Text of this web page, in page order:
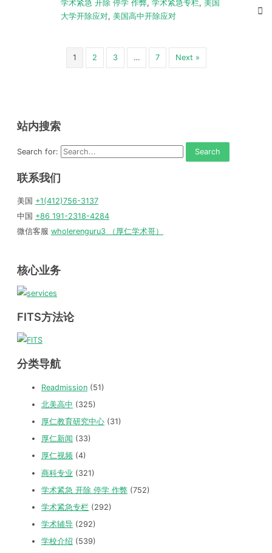
学术紧急 开除 停学 作弊, 学术紧急专栏, 美国
大学开除应对, 美国高中开除应对
1 2 3 … 7 Next »
站内搜索
Search for:
联系我们
美国 +1(412)756-3137
中国 +86 191-2318-4284
微信客服 wholerenguru3 （厚仁学术哥）
核心业务
FITS方法论
分类导航
Readmission (51)
北美高中 (325)
厚仁教育研究中心 (31)
厚仁新闻 (33)
厚仁视频 (4)
商科专业 (321)
学术紧急 开除 停学 作弊 (752)
学术紧急专栏 (292)
学术辅导 (292)
学校介绍 (539)